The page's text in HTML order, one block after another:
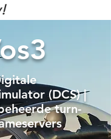
(DCS) |
turn-